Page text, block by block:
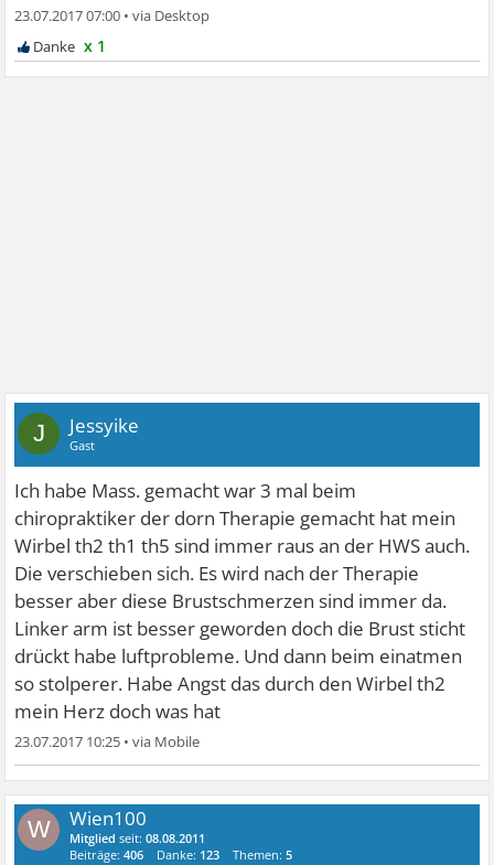
23.07.2017 07:00 •
x 1
J Jessyike
Gast
Ich habe Mass. gemacht war 3 mal beim
chiropraktiker der dorn Therapie gemacht hat mein
Wirbel th2 th1 th5 sind immer raus an der HWS auch.
Die verschieben sich. Es wird nach der Therapie
besser aber diese Brustschmerzen sind immer da.
Linker arm ist besser geworden doch die Brust sticht
drückt habe luftprobleme. Und dann beim einatmen
so stolperer. Habe Angst das durch den Wirbel th2
mein Herz doch was hat
23.07.2017 10:25 •
W Wien100
Mitglied seit:08.08.2011
Beiträge:406 Danke: 123 Themen:5